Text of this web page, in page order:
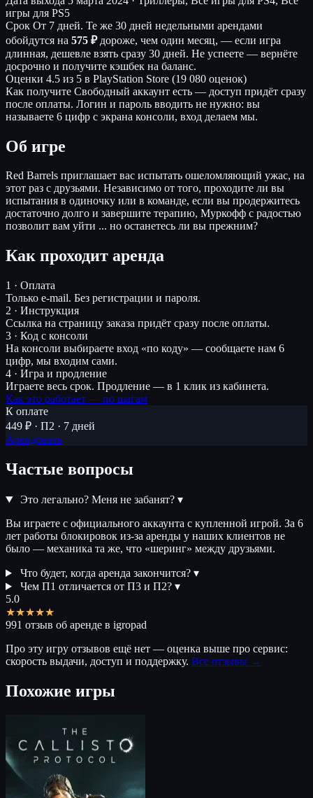
игры для PS5
Срок От 7 дней. Те же 30 дней недельными арендами
обойдутся на 575 ₽дороже, чем один месяц, — если игра
длинная, дешевле взять сразу 30 дней. Не успеете — вернёте
досрочно и получите кэшбек на баланс.
Оценки 4.5 из 5 в PlayStation Store (19 080 оценок)
Как получите Свободный аккаунт есть — доступ придёт сразу
после оплаты. Логин и пароль вводить не нужно: вы
называете 6 цифр с экрана консоли, вход делаем мы.
Об игре
Red Barrels приглашает вас испытать ошеломляющий ужас, на
этот раз с друзьями. Независимо от того, проходите ли вы
испытания в одиночку или в команде, если вы продержитесь
достаточно долго и завершите терапию, Муркофф с радостью
позволит вам уйти ... но останетесь ли вы прежним?
Как проходит аренда
1 · Оплата
Только e-mail. Без регистрации и пароля.
2 · Инструкция
Ссылка на страницу заказа придёт сразу после оплаты.
3 · Код с консоли
На консоли выбираете вход «по коду» — сообщаете нам 6
цифр, мы входим сами.
4 · Игра и продление
Играете весь срок. Продление — в 1 клик из кабинета.
Как это работает — по шагам
К оплате
449 ₽ · П2 · 7 дней
Арендовать
Частые вопросы
Это легально? Меня не забанят? ▾
Вы играете с официального аккаунта с купленной игрой. За 6
лет работы блокировок из-за аренды у наших клиентов не
было — механика та же, что «шеринг» между друзьями.
Что будет, когда аренда закончится? ▾
Чем П1 отличается от П3 и П2? ▾
5.0
★★★★★
991 отзыв об аренде в igropad
Про эту игру отзывов ещё нет — оценка выше про сервис:
скорость выдачи, доступ и поддержку. Все отзывы →
Похожие игры